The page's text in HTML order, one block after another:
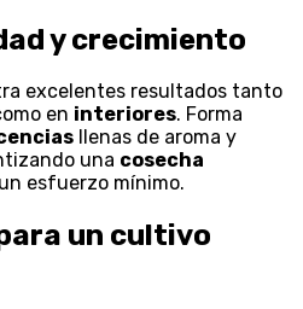
y crecimiento
excelentes resultados tanto
en interiores. Forma
llenas de aroma y
una cosecha
esfuerzo mínimo.
un cultivo